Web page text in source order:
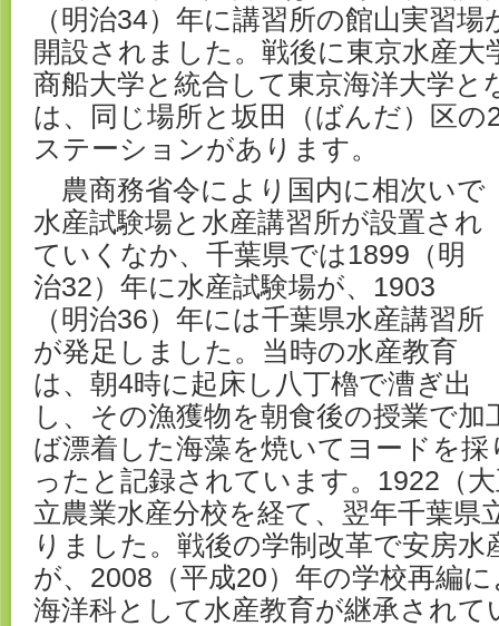
（明治34）年に講習所の館山実習
開設されました。戦後に東京水産大
商船大学と統合して東京海洋大学と
は、同じ場所と坂田（ばんだ）区の
ステーションがあります。
農商務省令により国内に相次いで
水産試験場と水産講習所が設置され
ていくなか、千葉県では1899（明
治32）年に水産試験場が、1903
（明治36）年には千葉県水産講習所
が発足しました。当時の水産教育
は、朝4時に起床し八丁櫓で漕ぎ出
し、その漁獲物を朝食後の授業で
ば漂着した海藻を焼いてヨードを
ったと記録されています。1922（
立農業水産分校を経て、翌年千葉県
りました。戦後の学制改革で安房
が、2008（平成20）年の学校再編
海洋科として水産教育が継承されて